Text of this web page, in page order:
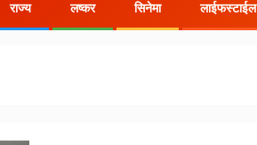
राज्य लष्कर सिनेमा लाईफस्टाईल